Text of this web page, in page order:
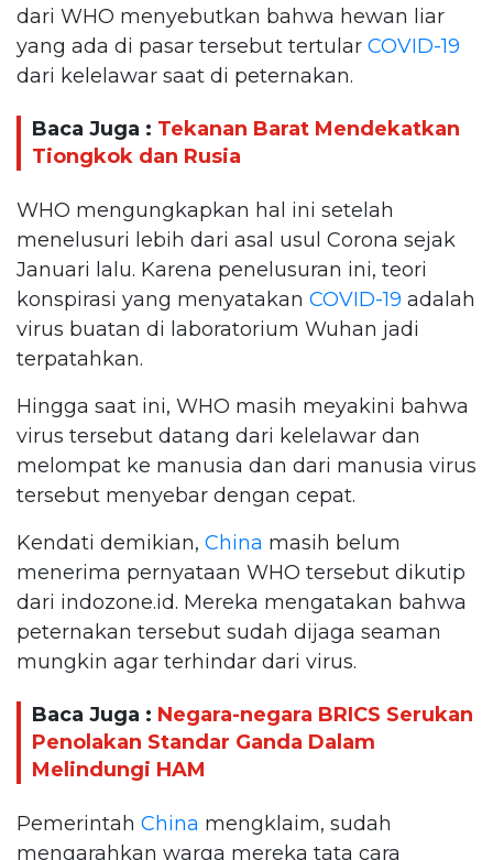
dari WHO menyebutkan bahwa hewan liar
yang ada di pasar tersebut tertular COVID-19
dari kelelawar saat di peternakan.
Baca Juga : Tekanan Barat Mendekatkan
Tiongkok dan Rusia
WHO mengungkapkan hal ini setelah
menelusuri lebih dari asal usul Corona sejak
Januari lalu. Karena penelusuran ini, teori
konspirasi yang menyatakan COVID-19 adalah
virus buatan di laboratorium Wuhan jadi
terpatahkan.
Hingga saat ini, WHO masih meyakini bahwa
virus tersebut datang dari kelelawar dan
melompat ke manusia dan dari manusia virus
tersebut menyebar dengan cepat.
Kendati demikian, China masih belum
menerima pernyataan WHO tersebut dikutip
dari indozone.id. Mereka mengatakan bahwa
peternakan tersebut sudah dijaga seaman
mungkin agar terhindar dari virus.
Baca Juga : Negara-negara BRICS Serukan
Penolakan Standar Ganda Dalam
Melindungi HAM
Pemerintah China mengklaim, sudah
mengarahkan warga mereka tata cara